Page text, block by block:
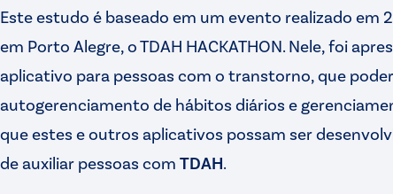
Este estudo é baseado em um evento realizado em
em Porto Alegre, o TDAH HACKATHON. Nele, foi
aplicativo para pessoas com o transtorno, que
autogerenciamento de hábitos diários e
que estes e outros aplicativos possam ser
de auxiliar pessoas com TDAH